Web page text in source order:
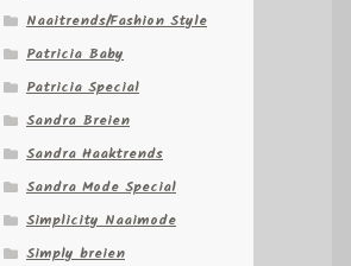
Naaitrends/Fashion Style
Patricia Baby
Patricia Special
Sandra Breien
Sandra Haaktrends
Sandra Mode Special
Simplicity Naaimode
Simply breien